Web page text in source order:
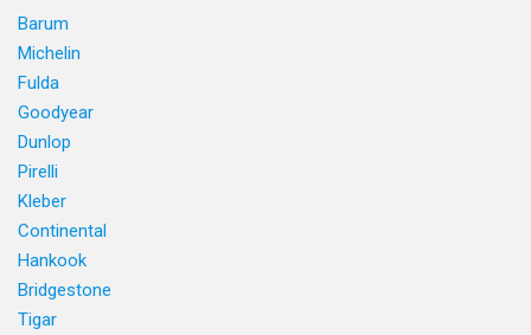
Barum
Michelin
Fulda
Goodyear
Dunlop
Pirelli
Kleber
Continental
Hankook
Bridgestone
Tigar